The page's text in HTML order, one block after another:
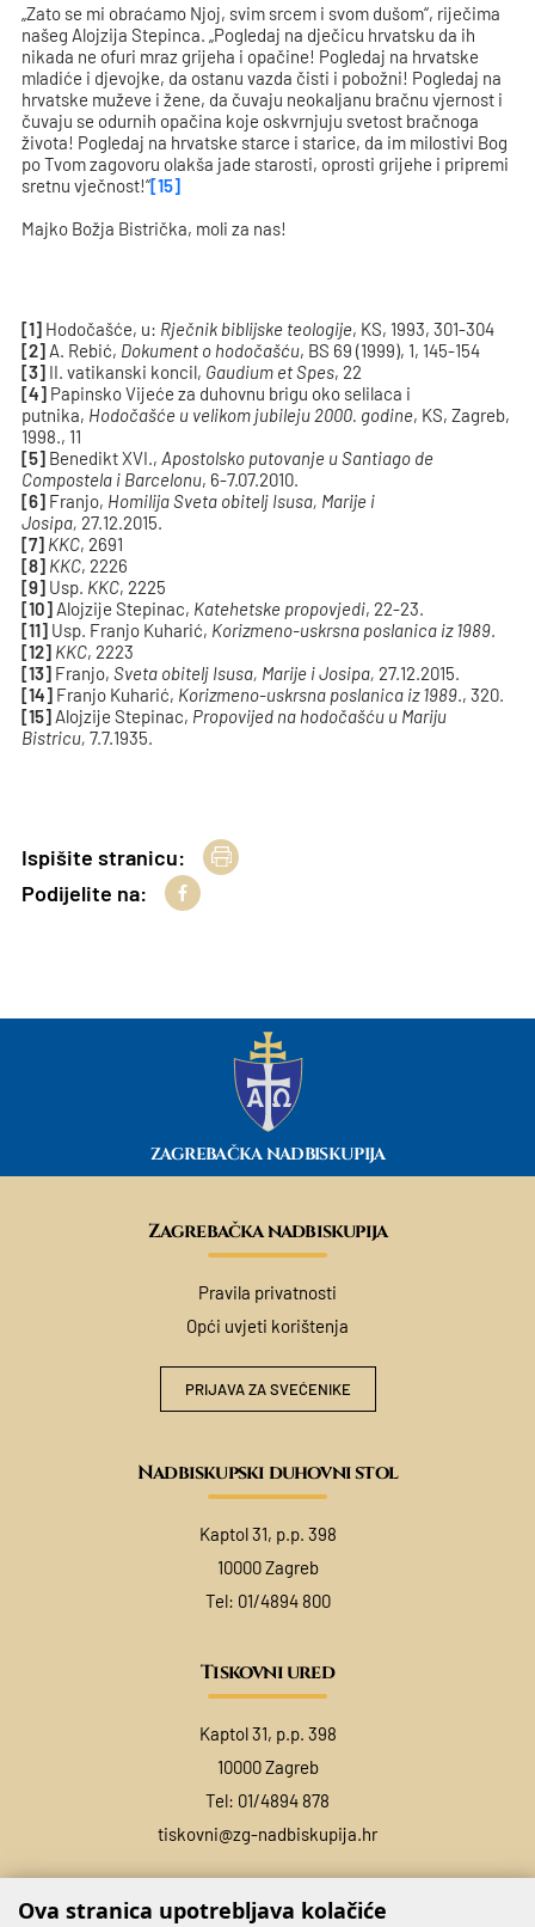
„Zato se mi obraćamo Njoj, svim srcem i svom dušom“, riječima
našeg Alojzija Stepinca. „Pogledaj na dječicu hrvatsku da ih
nikada ne ofuri mraz grijeha i opačine! Pogledaj na hrvatske
mladiće i djevojke, da ostanu vazda čisti i pobožni! Pogledaj na
hrvatske muževe i žene, da čuvaju neokaljanu bračnu vjernost i
čuvaju se odurnih opačina koje oskvrnjuju svetost bračnoga
života! Pogledaj na hrvatske starce i starice, da im milostivi Bog
po Tvom zagovoru olakša jade starosti, oprosti grijehe i pripremi
sretnu vječnost!“[15]
Majko Božja Bistrička, moli za nas!
[1] Hodočašće, u: Rječnik biblijske teologije, KS, 1993, 301-304
[2] A. Rebić, Dokument o hodočašću, BS 69 (1999), 1, 145-154
[3] II. vatikanski koncil, Gaudium et Spes, 22
[4] Papinsko Vijeće za duhovnu brigu oko selilaca i
putnika, Hodočašće u velikom jubileju 2000. godine, KS, Zagreb,
1998., 11
[5] Benedikt XVI.,Apostolsko putovanje u Santiago de
Compostela i Barcelonu, 6-7.07.2010.
[6] Franjo, HomilijaSveta obitelj Isusa, Marije i
Josipa, 27.12.2015.
[7] KKC, 2691
[8] KKC, 2226
[9] Usp. KKC, 2225
[10] Alojzije Stepinac, Katehetske propovjedi, 22-23.
[11] Usp. Franjo Kuharić, Korizmeno-uskrsna poslanica iz 1989.
[12] KKC, 2223
[13] Franjo,Sveta obitelj Isusa, Marije i Josipa, 27.12.2015.
[14] Franjo Kuharić, Korizmeno-uskrsna poslanica iz 1989., 320.
[15] Alojzije Stepinac, Propovijed na hodočašću u Mariju
Bistricu,7.7.1935.
Ispišite stranicu:
Podijelite na:
ZAGREBAČKA NADBISKUPIJA
Zagrebačka nadbiskupija
Pravila privatnosti
Opći uvjeti korištenja
PRIJAVA ZA SVEĆENIKE
Nadbiskupski duhovni stol
Kaptol 31, p.p. 398
10000 Zagreb
Tel: 01/4894 800
Tiskovni ured
Kaptol 31, p.p. 398
10000 Zagreb
Tel: 01/4894 878
tiskovni@zg-nadbiskupija.hr
Ova stranica upotrebljava kolačiće